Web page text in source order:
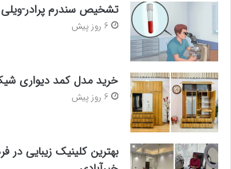
تشخیص سندرم پرادر-
6 روز پیش
خرید مدل کمد دیواری
6 روز پیش
بهترین کلینیک زیبایی در